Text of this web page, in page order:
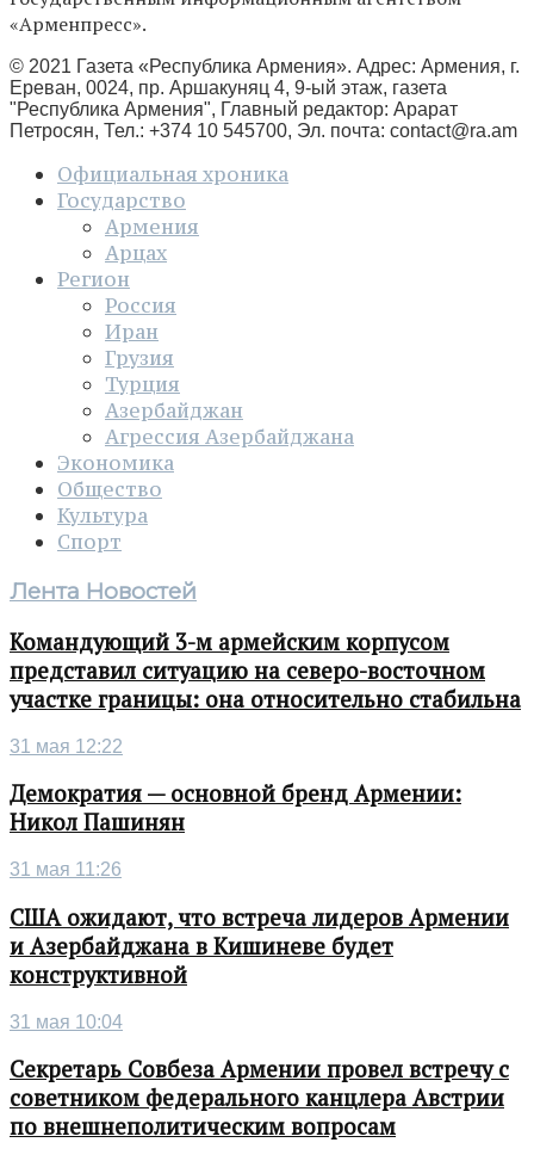
«Арменпресс».
© 2021 Газета «Республика Армения». Адрес: Армения, г.
Ереван, 0024, пр. Аршакуняц 4, 9-ый этаж, газета
"Республика Армения", Главный редактор: Арарат
Петросян, Тел.: +374 10 545700, Эл. почта: contact@ra.am
Официальная хроника
Государство
Армения
Арцах
Регион
Россия
Иран
Грузия
Турция
Азербайджан
Агрессия Азербайджана
Экономика
Общество
Культура
Спорт
Лента Новостей
Командующий 3-м армейским корпусом
представил ситуацию на северо-восточном
участке границы: она относительно стабильна
31 мая 12:22
Демократия — основной бренд Армении:
Никол Пашинян
31 мая 11:26
США ожидают, что встреча лидеров Армении
и Азербайджана в Кишиневе будет
конструктивной
31 мая 10:04
Секретарь Совбеза Армении провел встречу с
советником федерального канцлера Австрии
по внешнеполитическим вопросам